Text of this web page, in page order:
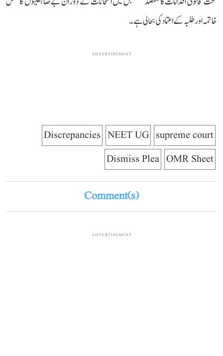
خاتمہ اور طلبہ کے اعتماد کی بحالی ہے۔
ADVERTISEMENT
supreme court
NEET UG
Discrepancies
OMR Sheet
Dismiss Plea
Comment(s)
ADVERTISEMENT